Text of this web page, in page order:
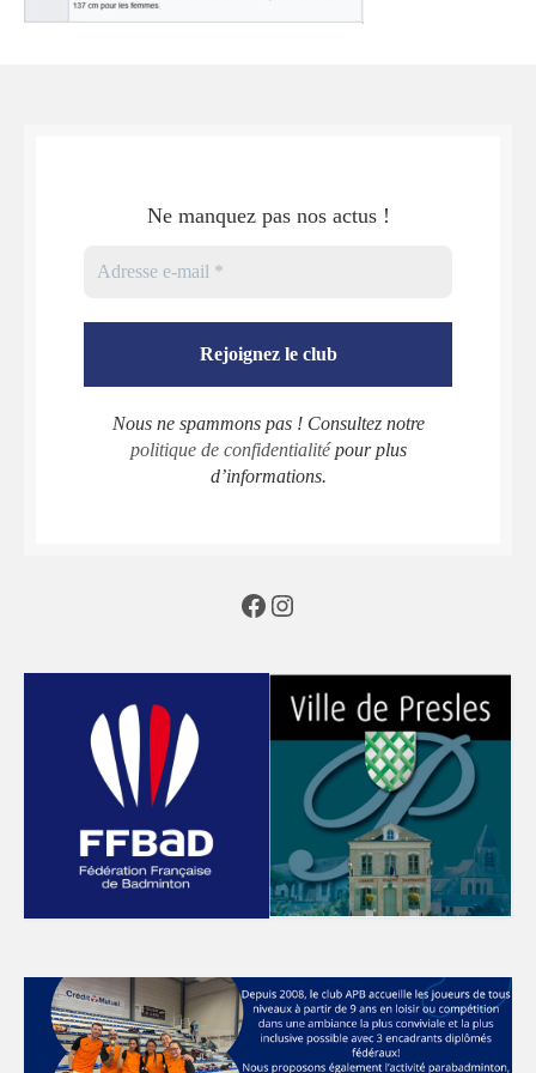
Ne manquez pas nos actus !
Nous ne spammons pas ! Consultez notre
politique de confidentialitépour plus
d’informations.
Facebook
Instagram